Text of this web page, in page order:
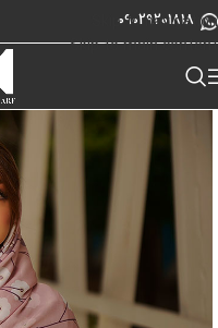
Skip to navigation
Skip to main content
09029201818